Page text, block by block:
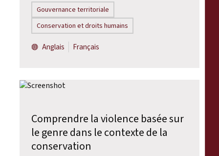
Gouvernance territoriale
Conservation et droits humains
Anglais Français
Comprendre la violence basée sur
le genre dans le contexte de la
conservation